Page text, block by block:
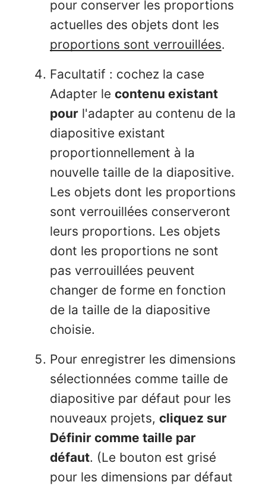
pour conserver les proportions
actuelles des objets dont les
proportions sont verrouillées.
Facultatif : cochez la case
Adapter le contenu existant
pour l'adapter au contenu de la
diapositive existant
proportionnellement à la
nouvelle taille de la diapositive.
Les objets dont les proportions
sont verrouillées conserveront
leurs proportions. Les objets
dont les proportions ne sont
pas verrouillées peuvent
changer de forme en fonction
de la taille de la diapositive
choisie.
Pour enregistrer les dimensions
sélectionnées comme taille de
diapositive par défaut pour les
nouveaux projets, cliquez sur
Définir comme taille par
défaut. (Le bouton est grisé
pour les dimensions par défaut